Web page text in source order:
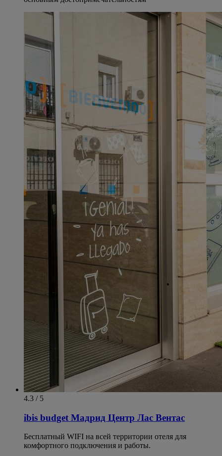
4.3 / 5
ibis budget Мадрид Центр Лас Вентас
Бесплатный WIFI на всей территории отеля для
комфортного подключения и работы.